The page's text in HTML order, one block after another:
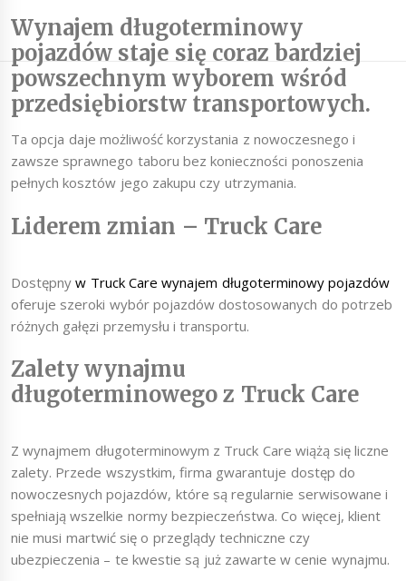
Wynajem długoterminowy
pojazdów staje się coraz bardziej
powszechnym wyborem wśród
przedsiębiorstw transportowych.
Ta opcja daje możliwość korzystania z nowoczesnego i
zawsze sprawnego taboru bez konieczności ponoszenia
pełnych kosztów jego zakupu czy utrzymania.
Liderem zmian – Truck Care
Dostępnyw Truck Care wynajem długoterminowy pojazdów
oferuje szeroki wybór pojazdów dostosowanych do potrzeb
różnych gałęzi przemysłu i transportu.
Zalety wynajmu
długoterminowego z Truck Care
Z wynajmem długoterminowym z Truck Care wiążą się liczne
zalety. Przede wszystkim, firma gwarantuje dostęp do
nowoczesnych pojazdów, które są regularnie serwisowane i
spełniają wszelkie normy bezpieczeństwa. Co więcej, klient
nie musi martwić się o przeglądy techniczne czy
ubezpieczenia – te kwestie są już zawarte w cenie wynajmu.